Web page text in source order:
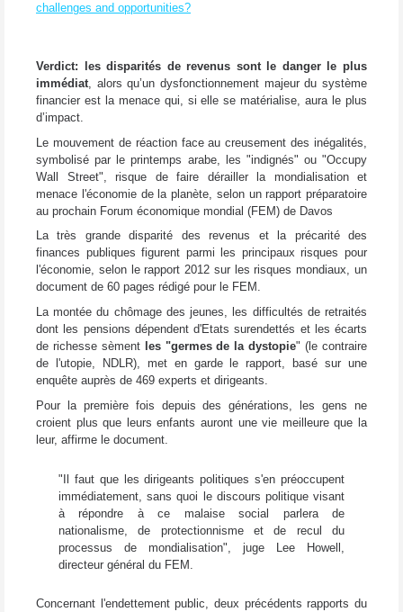
challenges and opportunities?
Verdict: les disparités de revenus sont le danger le plus
immédiat , alors qu’un dysfonctionnement majeur du système
financier est la menace qui, si elle se matérialise, aura le plus
d’impact.
Le mouvement de réaction face au creusement des inégalités,
symbolisé par le printemps arabe, les "indignés" ou "Occupy
Wall Street", risque de faire dérailler la mondialisation et
menace l'économie de la planète, selon un rapport préparatoire
au prochain Forum économique mondial (FEM) de Davos
La très grande disparité des revenus et la précarité des
finances publiques figurent parmi les principaux risques pour
l'économie, selon le rapport 2012 sur les risques mondiaux, un
document de 60 pages rédigé pour le FEM.
La montée du chômage des jeunes, les difficultés de retraités
dont les pensions dépendent d'Etats surendettés et les écarts
de richesse sèment les "germes de la dystopie" (le contraire
de l'utopie, NDLR), met en garde le rapport, basé sur une
enquête auprès de 469 experts et dirigeants.
Pour la première fois depuis des générations, les gens ne
croient plus que leurs enfants auront une vie meilleure que la
leur, affirme le document.
"Il faut que les dirigeants politiques s'en préoccupent
immédiatement, sans quoi le discours politique visant
à répondre à ce malaise social parlera de
nationalisme, de protectionnisme et de recul du
processus de mondialisation", juge Lee Howell,
directeur général du FEM.
Concernant l'endettement public, deux précédents rapports du